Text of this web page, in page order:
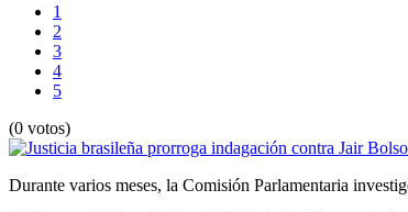
1
2
3
4
5
(0 votos)
Durante varios meses, la Comisión Parlamentaria